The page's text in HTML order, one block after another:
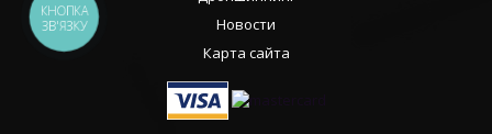
Новости
Карта сайта
КНОПКА
ЗВ'ЯЗКУ